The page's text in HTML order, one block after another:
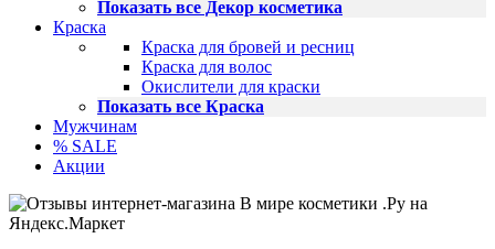
Показать все Декор косметика
Краска
Краска для бровей и ресниц
Краска для волос
Окислители для краски
Показать все Краска
Мужчинам
% SALE
Акции